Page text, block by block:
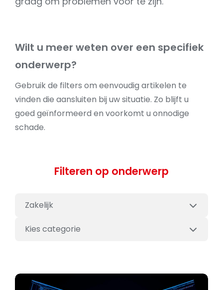
Wilt u meer weten over een specifiek
onderwerp?
Gebruik de filters om eenvoudig artikelen te
vinden die aansluiten bij uw situatie. Zo blijft u
goed geïnformeerd en voorkomt u onnodige
schade.
Filteren op onderwerp
Zakelijk
Kies categorie